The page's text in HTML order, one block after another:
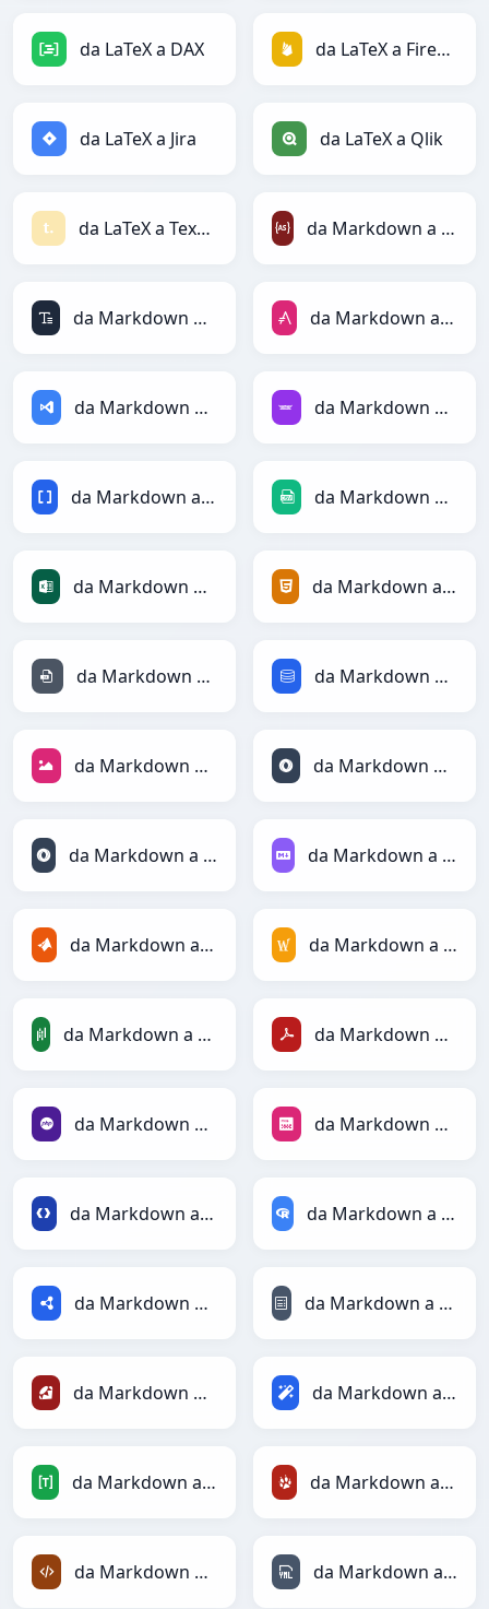
da LaTeX a DAX da LaTeX a Firebase
da LaTeX a Jira da LaTeX a Qlik
da LaTeX a Textile da Markdown a ActionScript
da Markdown a ASCII da Markdown a AsciiDoc
da Markdown a ASP da Markdown a Avro
da Markdown a BBCode da Markdown a CSV
da Markdown a Excel da Markdown a HTML
da Markdown a INI da Markdown a SQL
da Markdown a JPEG da Markdown a JSON
da Markdown a JSONLines da Markdown a Markdown
da Markdown a MATLAB da Markdown a MediaWiki
da Markdown a PandasDataFrame da Markdown a PDF
da Markdown a PHP da Markdown a PNG
da Markdown a Protobuf da Markdown a RDataFrame
da Markdown a RDF da Markdown a reStructuredText
da Markdown a Ruby da Markdown a Magic
da Markdown a TOML da Markdown a TracWiki
da Markdown a XML da Markdown a YAML